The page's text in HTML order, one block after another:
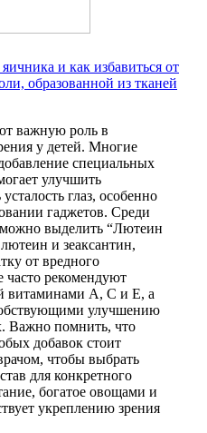
и как избавиться от
образованной из тканей
важную роль в
у детей. Многие
специальных
улучшить
глаз, особенно
гаджетов. Среди
выделить “Лютеин
и зеаксантин,
от вредного
часто рекомендуют
витаминами A, C и E, а
улучшению
Важно помнить, что
добавок стоит
чтобы выбрать
для конкретного
богатое овощами и
укреплению зрения